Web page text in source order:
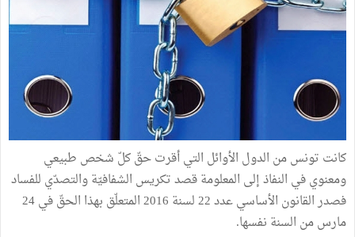
كانت تونس من الدول الأوائل التي أقرت حقّ كلّ شخص طبيعي
ومعنوي في النفاذ إلى المعلومة قصد تكريس الشفافيّة والتصدّي للفساد
فصدر القانون الأساسي عدد 22 لسنة 2016 المتعلّق بهذا الحقّ في 24
مارس من السنة نفسها.